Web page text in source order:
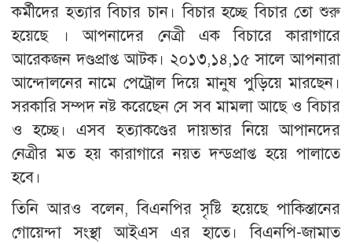
কর্মীদের হত্যার বিচার চান। বিচার হচ্ছে বিচার তো শুরু
হয়েছে । আপনাদের নেত্রী এক বিচারে কারাগারে
আরেকজন দণ্ডপ্রাপ্ত আটক। ২০১৩,১৪,১৫ সালে আপনারা
আন্দোলনের নামে পেট্রোল দিয়ে মানুষ পুড়িয়ে মারছেন।
সরকারি সম্পদ নষ্ট করেছেন সে সব মামলা আছে ও বিচার
ও হচ্ছে। এসব হত্যাকণ্ডের দায়ভার নিয়ে আপানদের
নেত্রীর মত হয় কারাগারে নয়ত দন্ডপ্রাপ্ত হয়ে পালাতে
হবে।
তিনি আরও বলেন, বিএনপির সৃষ্টি হয়েছে পাকিস্তানের
গোয়েন্দা সংস্থা আইএস এর হাতে। বিএনপি-জামাত